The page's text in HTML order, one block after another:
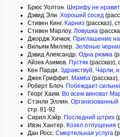
Брюс Уолтон. Шерифу не
Дэвид Эли. Хороший сосед
Стивен Кинг. Карниз (рассказ),
Стивен Марлоу. Ловушка
Джордж Хичкок. Приглашение
Вильям Миллер. Зелёные
Дэвид Александр. Одна рюмка
Айзек Азимов. Пустяк (рассказ),
Кен Парди. Здравствуй, Чарли,
Джек Гриффит. Мамба
Роберт Блоч. Побеждает
Георг Хаим. Во всем виноват
Стэнли Эллин.
стр. 81-92
Сирил Хэйр. Последний штрих
Ивэн Хантер. Козел отпущения
Дан Росс. Смертельная услуга